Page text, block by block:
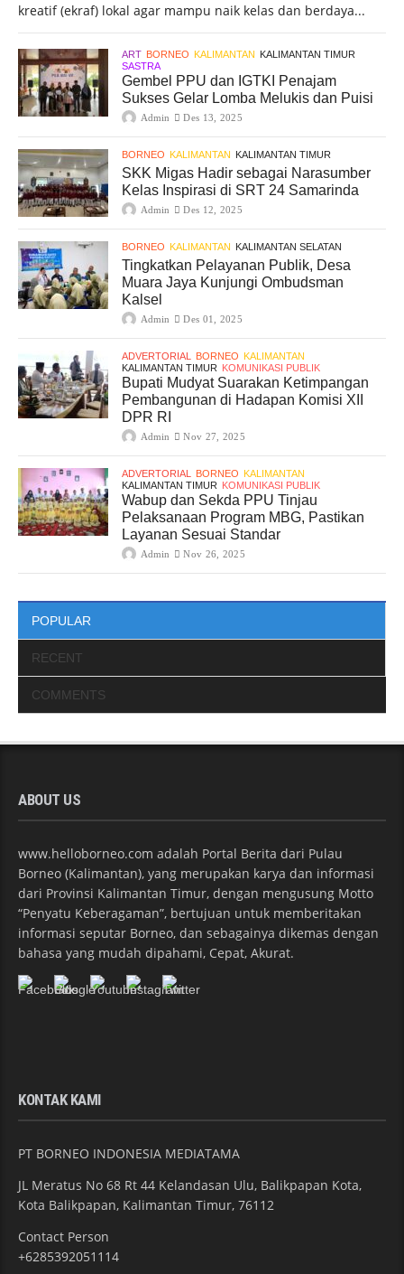
kreatif (ekraf) lokal agar mampu naik kelas dan berdaya...
ART BORNEO KALIMANTAN KALIMANTAN TIMUR
SASTRA
Gembel PPU dan IGTKI Penajam
Sukses Gelar Lomba Melukis dan Puisi
Admin Des 13, 2025
BORNEO KALIMANTAN KALIMANTAN TIMUR
SKK Migas Hadir sebagai Narasumber
Kelas Inspirasi di SRT 24 Samarinda
Admin Des 12, 2025
BORNEO KALIMANTAN KALIMANTAN SELATAN
Tingkatkan Pelayanan Publik, Desa
Muara Jaya Kunjungi Ombudsman
Kalsel
Admin Des 01, 2025
ADVERTORIAL BORNEO KALIMANTAN
KALIMANTAN TIMUR KOMUNIKASI PUBLIK
Bupati Mudyat Suarakan Ketimpangan
Pembangunan di Hadapan Komisi XII
DPR RI
Admin Nov 27, 2025
ADVERTORIAL BORNEO KALIMANTAN
KALIMANTAN TIMUR KOMUNIKASI PUBLIK
Wabup dan Sekda PPU Tinjau
Pelaksanaan Program MBG, Pastikan
Layanan Sesuai Standar
Admin Nov 26, 2025
POPULAR
RECENT
COMMENTS
ABOUT US
www.helloborneo.com adalah Portal Berita dari Pulau
Borneo (Kalimantan), yang merupakan karya dan informasi
dari Provinsi Kalimantan Timur, dengan mengusung Motto
“Penyatu Keberagaman”, bertujuan untuk memberitakan
informasi seputar Borneo, dan sebagainya dikemas dengan
bahasa yang mudah dipahami, Cepat, Akurat.
KONTAK KAMI
PT BORNEO INDONESIA MEDIATAMA
JL Meratus No 68 Rt 44 Kelandasan Ulu, Balikpapan Kota,
Kota Balikpapan, Kalimantan Timur, 76112
Contact Person
+6285392051114